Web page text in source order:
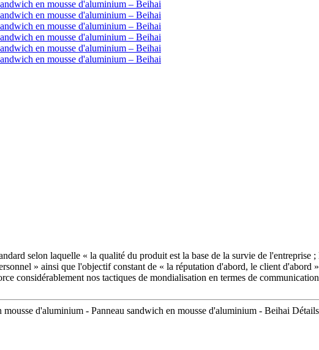
selon laquelle « la qualité du produit est la base de la survie de
» ainsi que l'objectif constant de « la réputation d'abord, le client d'abord
considérablement nos tactiques de mondialisation en termes de
d'aluminium - Panneau sandwich en mousse d'aluminium - Beihai